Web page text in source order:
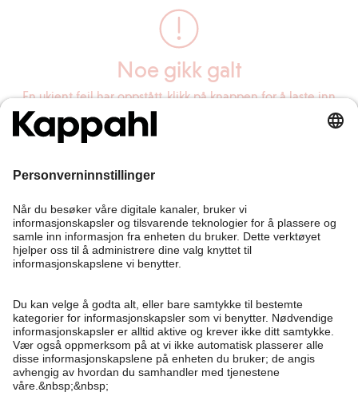
Noe gikk galt
En ukjent feil har oppstått, klikk på knappen for å laste inn
siden på nytt.